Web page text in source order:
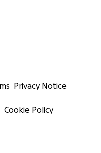
Privacy Notice
Cookie Policy